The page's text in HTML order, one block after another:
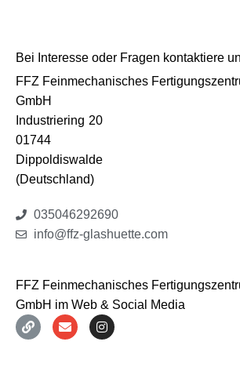
Bei Interesse oder Fragen kontaktiere
FFZ Feinmechanisches
GmbH
Industriering 20
01744
Dippoldiswalde
(Deutschland)
035046292690
info@ffz-glashuette.com
FFZ Feinmechanisches
GmbH im Web & Social Media